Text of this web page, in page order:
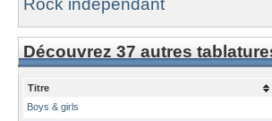
Rock indépendant
Découvrez 37 autres
Titre
Boys & girls